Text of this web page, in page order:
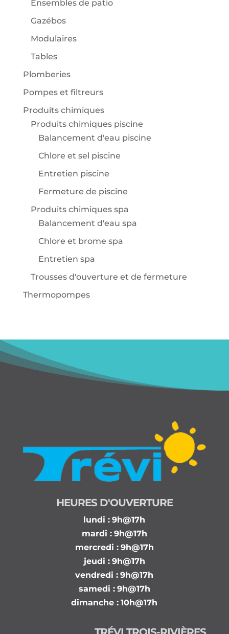
Ensembles de patio
Gazébos
Modulaires
Tables
Plomberies
Pompes et filtreurs
Produits chimiques
Produits chimiques piscine
Balancement d'eau piscine
Chlore et sel piscine
Entretien piscine
Fermeture de piscine
Produits chimiques spa
Balancement d'eau spa
Chlore et brome spa
Entretien spa
Trousses d'ouverture et de fermeture
Thermopompes
HEURES D'OUVERTURE
lundi : 9h@17h
mardi : 9h@17h
mercredi : 9h@17h
jeudi : 9h@17h
vendredi : 9h@17h
samedi : 9h@17h
dimanche : 10h@17h